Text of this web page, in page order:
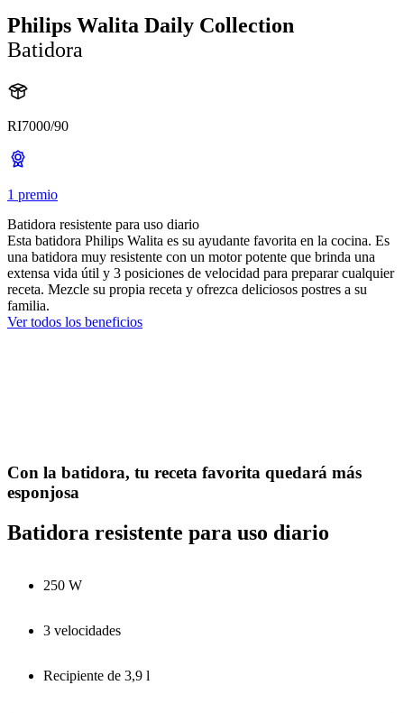
Philips Walita Daily Collection
Batidora
RI7000/90
1 premio
Batidora resistente para uso diario
Esta batidora Philips Walita es su ayudante favorita en la cocina. Es
una batidora muy resistente con un motor potente que brinda una
extensa vida útil y 3 posiciones de velocidad para preparar cualquier
receta. Mezcle su propia receta y ofrezca deliciosos postres a su
familia.
Ver todos los beneficios
Con la batidora, tu receta favorita quedará más
esponjosa
Batidora resistente para uso diario
250 W
3 velocidades
Recipiente de 3,9 l